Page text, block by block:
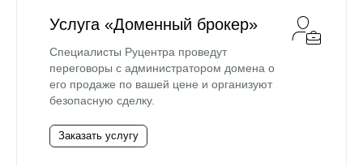
Услуга «Доменный брокер»
Специалисты Руцентра проведут
переговоры с администратором домена о
его продаже по вашей цене и организуют
безопасную сделку.
Заказать услугу